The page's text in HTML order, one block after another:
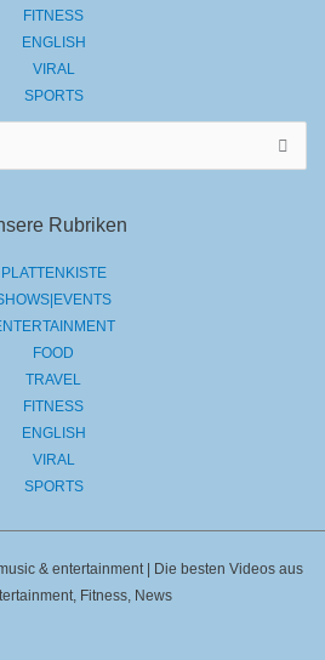
FITNESS
ENGLISH
VIRAL
SPORTS
Rubriken
PLATTENKISTE
FOOD
TRAVEL
FITNESS
ENGLISH
VIRAL
SPORTS
& entertainment | Die besten Videos aus
Fitness, News